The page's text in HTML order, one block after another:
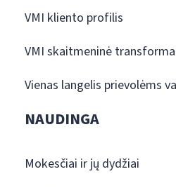
VMI kliento profilis
VMI skaitmeninė
Vienas langelis prievolėms
NAUDINGA
Mokesčiai ir jų dydžiai